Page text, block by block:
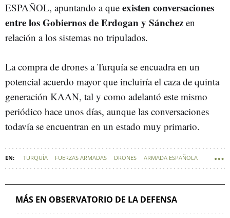
ESPAÑOL, apuntando a que existen conversaciones
entre los Gobiernos de Erdogan y Sánchez en
relación a los sistemas no tripulados.
La compra de drones a Turquía se encuadra en un
potencial acuerdo mayor que incluiría el caza de quinta
generación KAAN, tal y como adelantó este mismo
periódico hace unos días, aunque las conversaciones
todavía se encuentran en un estado muy primario.
TURQUÍA FUERZAS ARMADAS DRONES ARMADA ESPAÑOLA
MÁS EN OBSERVATORIO DE LA DEFENSA